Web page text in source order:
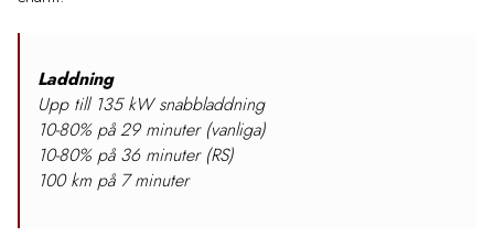
Laddning
Upp till 135 kW snabbladdning
10-80% på 29 minuter (vanliga)
10-80% på 36 minuter (RS)
100 km på 7 minuter